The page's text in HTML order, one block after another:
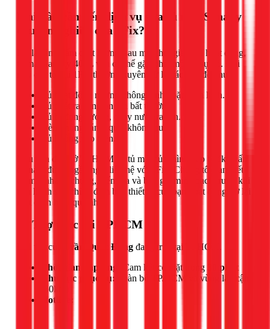
Khi nào cần đến dịch vụ sửa tủ mát Sanaky
chuyên nghiệp của 1Fix?
Dù là sản phẩm chất lượng, sau một thời gian dài hoạt động,
tủ mát Sanaky 400L vẫn có thể gặp phải một số sự cố. Đội
ngũ của tôi tại 1Fix thường xuyên xử lý các vấn đề như:
Tủ hoạt động nhưng không lạnh hoặc kém lạnh.
Tủ phát ra tiếng ồn lớn bất thường.
Tủ bị đọng sương, chảy nước ra sàn.
Đèn không sáng, quạt không quay.
Tủ không vào điện.
Nếu bạn đang ở TPHCM và tủ mát của mình gặp bất kỳ vấn
đề nào, đừng ngần ngại liên hệ với 1Fix. Chúng tôi cam kết
có mặt nhanh chóng, kiểm tra và báo giá minh bạch trước khi
tiến hành sửa chữa, đảm bảo thiết bị của bạn hoạt động trở lại
một cách hiệu quả nhất.
📍 Thợ trực tại TPHCM
Đội thợ của Trần Quốc Đông đang trực tại TPHCM.
Thời gian đáp ứng:
Cam kết có mặt trong
30 phút
Khu vực phục vụ:
Toàn bộ TP.HCM và vùng lân cận
(50km)
Hotline: